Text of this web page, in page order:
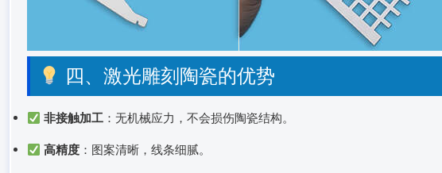
四、激光雕刻陶瓷的优势
非接触加工 ：无机械应力，不会损伤陶瓷结构。
高精度 ：图案清晰，线条细腻。